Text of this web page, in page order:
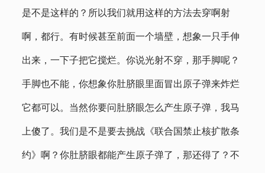
是不是这样的？所以我们就用这样的方法去穿啊射
啊，都行。有时候甚至前面一个墙壁，想象一只手伸
出来，一下子把它搅烂。你说光射不穿，那手脚呢？
手脚也不能，你想象你肚脐眼里面冒出原子弹来炸烂
它都可以。当然你要问肚脐眼怎么产生原子弹，我马
上傻了。我们是不是要去挑战《联合国禁止核扩散条
约》啊？你肚脐眼都能产生原子弹了，那还得了？不